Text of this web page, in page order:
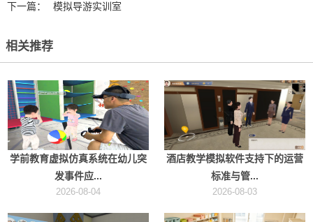
下一篇：
模拟导游实训室
相关推荐
学前教育虚拟仿真系统在幼儿突
发事件应...
2026-08-04
酒店教学模拟软件支持下的运营
标准与管...
2026-08-03